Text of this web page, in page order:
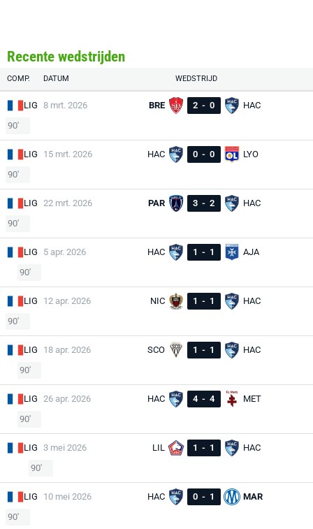
Recente wedstrijden
COMP. DATUM WEDSTRIJD
LIG 8 mrt. 2026 BRE 2 - 0
HAC
90'
LIG 15 mrt. 2026 HAC 0 - 0
LYO
90'
LIG 22 mrt. 2026 PAR 3 - 2
HAC
90'
LIG 5 apr. 2026 HAC 1 - 1
AJA
90'
LIG 12 apr. 2026 NIC 1 - 1
HAC
90'
LIG 18 apr. 2026 SCO 1 - 1
HAC
90'
LIG 26 apr. 2026 HAC 4 - 4
MET
90'
LIG 3 mei 2026 LIL 1 - 1
HAC
90'
LIG 10 mei 2026 HAC 0 - 1
MAR
90'